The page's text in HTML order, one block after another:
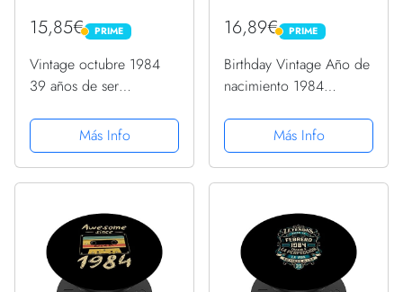
15,85€ PRIME
PRIME
Vintage octubre 1984
39 años de ser
cumpleaños 39
PopSockets PopGrip
Intercambiable
Más Info
16,89€ PRIME
PRIME
Birthday Vintage Año de
nacimiento 1984
PopSockets PopGrip
Intercambiable
Más Info